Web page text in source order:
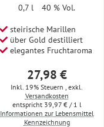
0,7 l
40 % Vol.
steirische Marillen
über Gold destilliert
elegantes Fruchtaroma
27,98 €
Inkl. 19% Steuern, exkl.
Versandkosten
39,97 €/ 1 l
Informationen zur Lebensmittel
Kennzeichnung